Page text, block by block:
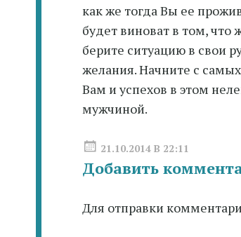
как же тогда Вы ее
будет виноват в том, что
берите ситуацию в свои
желания. Начните с
Вам и успехов в этом
мужчиной.
21.10.2014 В 22:11
Добавить
Для отправки